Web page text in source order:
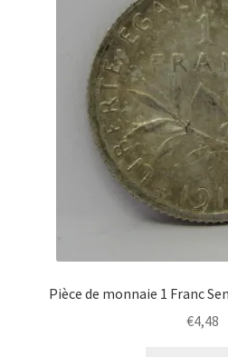
Pièce de monnaie 1 Franc
€4,48